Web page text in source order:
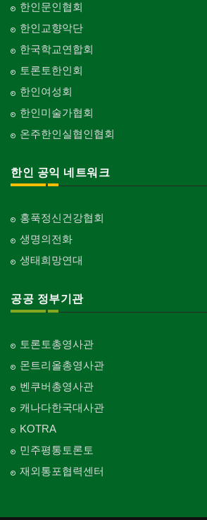
한인문인협회
한인교향악단
한국학교연합회
토론토한인회
한인여성회
한인미술가협회
온주한인실협인협회
한인 공익 네트워크
홍푹정신건강협회
생명의전화
생태희망연대
공공 정부기관
토론토총영사관
몬트리올총영사관
벤쿠버총영사관
캐나다한국대사관
KOTRA
민주평통토론토
재외통포협력센터